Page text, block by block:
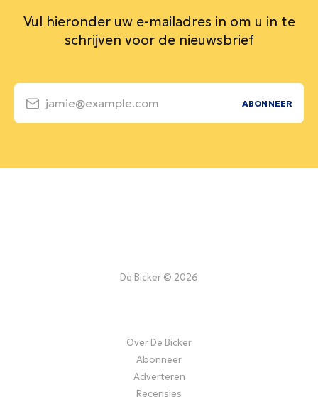
Vul hieronder uw e-mailadres in om u in te
schrijven voor de nieuwsbrief
jamie@example.com ABONNEER
De Bicker © 2026
Over De Bicker
Abonneer
Adverteren
Recensies